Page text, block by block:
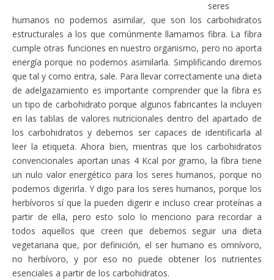
seres
humanos no podemos asimilar, que son los carbohidratos
estructurales a los que comúnmente llamamos fibra. La fibra
cumple otras funciones en nuestro organismo, pero no aporta
energía porque no podemos asimilarla. Simplificando diremos
que tal y como entra, sale. Para llevar correctamente una dieta
de adelgazamiento es importante comprender que la fibra es
un tipo de carbohidrato porque algunos fabricantes la incluyen
en las tablas de valores nutricionales dentro del apartado de
los carbohidratos y debemos ser capaces de identificarla al
leer la etiqueta. Ahora bien, mientras que los carbohidratos
convencionales aportan unas 4 Kcal por gramo, la fibra tiene
un nulo valor energético para los seres humanos, porque no
podemos digerirla. Y digo para los seres humanos, porque los
herbívoros sí que la pueden digerir e incluso crear proteínas a
partir de ella, pero esto solo lo menciono para recordar a
todos aquellos que creen que debemos seguir una dieta
vegetariana que, por definición, el ser humano es omnívoro,
no herbívoro, y por eso no puede obtener los nutrientes
esenciales a partir de los carbohidratos.